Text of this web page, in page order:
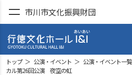
市川市文化振興財団
トップ 公演・イベント 公演・イベント一
カル第26回公演 夜空の虹